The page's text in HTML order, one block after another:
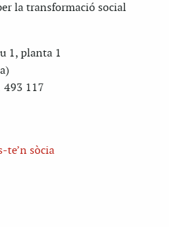
la transformació social
1, planta 1
493 117
te’n sòcia